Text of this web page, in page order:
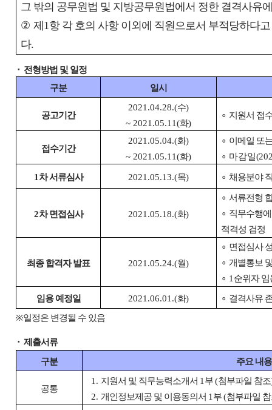
그 밖의 공무원법 및 지방공무원법에서 정한 결격사유
② 제 1항 각 호의 사항 이외에 직원으로서 부적당하다
다.
⬝ 전형방법 및 일정
구분 일시
공고기간
2021.04.28.(수)
~ 2021.05.11(화)
∘ 지원서 접
접수기간
2021.05.04.(화)
~ 2021.05.11(화)
∘ 이메일 또
∘ 마감일(
1 차 서류심사 2021.05.13.(목) ∘ 채용분야
2차 면접심사 2021.05.18.(화)
∘ 서류전형
∘ 직무수행
적격성 검정
최종 합격자 발표 2021.05.24.(월)
∘ 면접심사
∘ 개별통보
∘ 1 순위자
임용 예정일 2021.06.01.(화) ∘ 결격사유
※일정은 변경될 수 있음
⬝제출서류
구분 주요 내용
공통
1. 지원서 및 직무능력소개서 1 부(첨부파일 참조
2. 개인정보제공 및 이용동의서 1 부(첨부파일